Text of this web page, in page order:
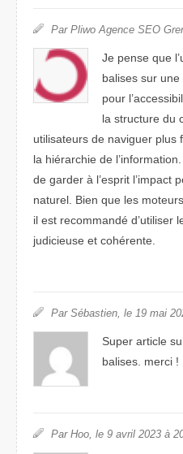
Par Pliwo Agence SEO
Je pense que
balises sur
pour
la structure du
utilisateurs de naviguer plus
la hiérarchie de
de garder à l’esprit l’impact
naturel. Bien que les
il est recommandé d’utiliser
judicieuse et cohérente.
Par Sébastien, le 19 mai
Super article
balises. merci !
Par Hoo, le 9 avril 2023 à